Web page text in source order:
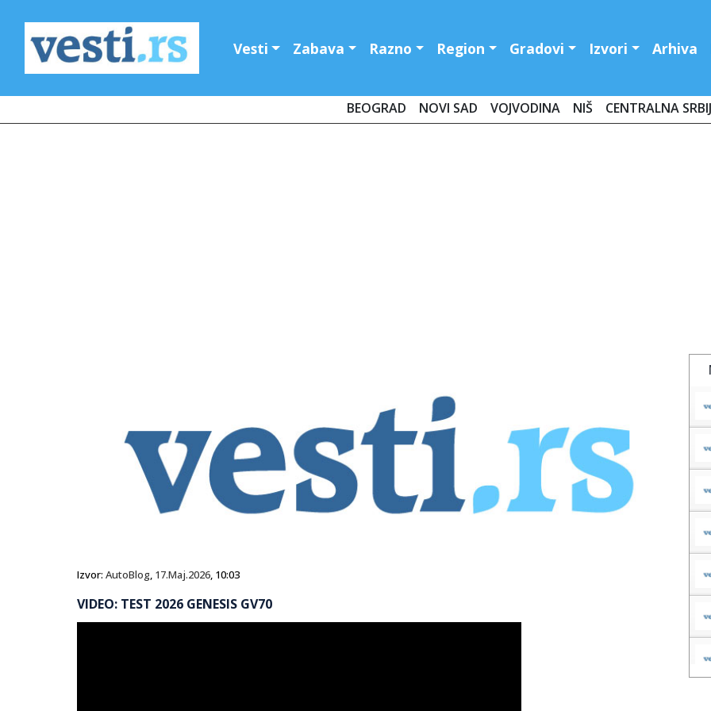
Vesti Zabava Razno Region Gradovi Izvori Arhiva
BEOGRAD NOVI SAD VOJVODINA NIŠ CENTRALNA
Izvor: AutoBlog, 17.Maj.2026, 10:03
VIDEO: TEST 2026 GENESIS GV70